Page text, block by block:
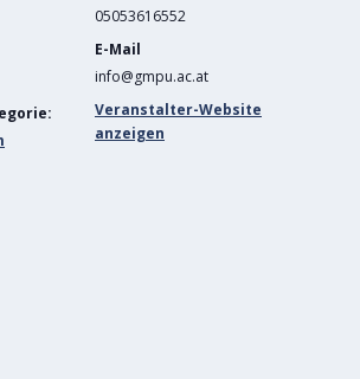
05053616552
E-Mail
info@gmpu.ac.at
Veranstalter-Website
anzeigen